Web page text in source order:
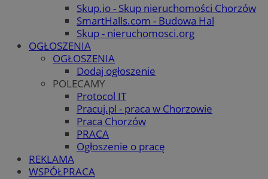
Skup.io - Skup nieruchomości Chorzów
SmartHalls.com - Budowa Hal
Skup - nieruchomosci.org
OGŁOSZENIA
OGŁOSZENIA
Dodaj ogłoszenie
POLECAMY
Protocol IT
Pracuj.pl - praca w Chorzowie
Praca Chorzów
PRACA
Ogłoszenie o pracę
REKLAMA
WSPÓŁPRACA